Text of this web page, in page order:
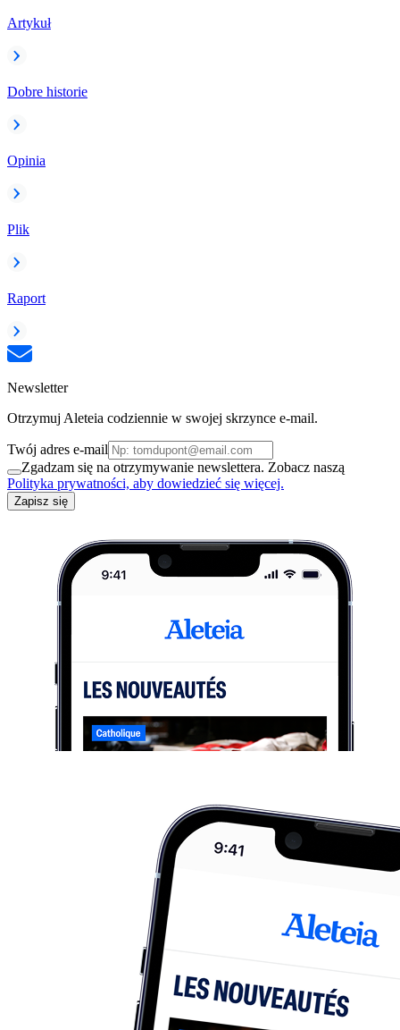
Artykuł
Dobre historie
Opinia
Plik
Raport
Newsletter
Otrzymuj Aleteia codziennie w swojej skrzynce e-mail.
Twój adres e-mail
Zgadzam się na otrzymywanie newslettera. Zobacz naszą
Polityka prywatności, aby dowiedzieć się więcej.
Zapisz się